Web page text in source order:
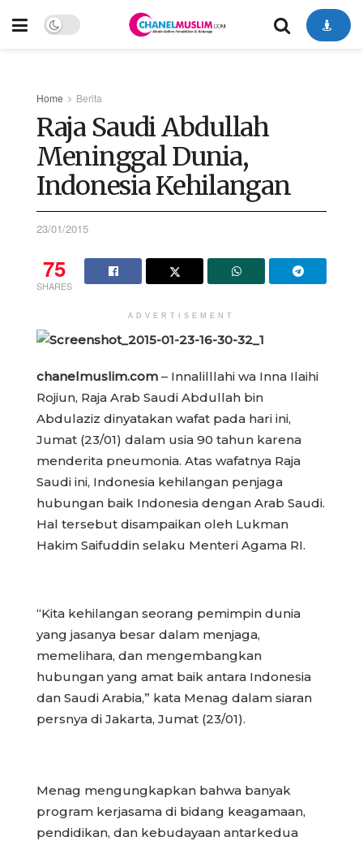
Home Berita
Raja Saudi Abdullah
Meninggal Dunia,
Indonesia Kehilangan
23/01/2015
75
SHARES
ADVERTISEMENT
chanelmuslim.com – Innalilllahi wa Inna Ilaihi
Rojiun, Raja Arab Saudi Abdullah bin
Abdulaziz dinyatakan wafat pada hari ini,
Jumat (23/01) dalam usia 90 tahun karena
menderita pneumonia. Atas wafatnya Raja
Saudi ini, Indonesia kehilangan penjaga
hubungan baik Indonesia dengan Arab Saudi.
Hal tersebut disampaikan oleh Lukman
Hakim Saifuddin selaku Menteri Agama RI.
“Kita kehilangan seorang pemimpin dunia
yang jasanya besar dalam menjaga,
memelihara, dan mengembangkan
hubungan yang amat baik antara Indonesia
dan Saudi Arabia,” kata Menag dalam siaran
persnya di Jakarta, Jumat (23/01).
Menag mengungkapkan bahwa banyak
program kerjasama di bidang keagamaan,
pendidikan, dan kebudayaan antarkedua